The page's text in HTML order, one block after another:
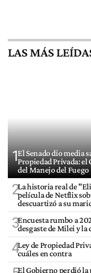
LAS MÁS
1El Senado dio media
Propiedad Privada: el
del Manejo del Fuego
2La historia real de
película de Netflix
descuartizó a su
3Encuesta rumbo a
desgaste de Milei y
4Ley de Propiedad
cuáles en contra
El Gobierno perdió la